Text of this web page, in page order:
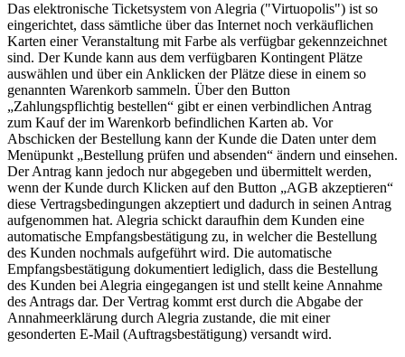
Das elektronische Ticketsystem von Alegria ("Virtuopolis") ist so
eingerichtet, dass sämtliche über das Internet noch verkäuflichen
Karten einer Veranstaltung mit Farbe als verfügbar gekennzeichnet
sind. Der Kunde kann aus dem verfügbaren Kontingent Plätze
auswählen und über ein Anklicken der Plätze diese in einem so
genannten Warenkorb sammeln. Über den Button
„Zahlungspflichtig bestellen“ gibt er einen verbindlichen Antrag
zum Kauf der im Warenkorb befindlichen Karten ab. Vor
Abschicken der Bestellung kann der Kunde die Daten unter dem
Menüpunkt „Bestellung prüfen und absenden“ ändern und einsehen.
Der Antrag kann jedoch nur abgegeben und übermittelt werden,
wenn der Kunde durch Klicken auf den Button „AGB akzeptieren“
diese Vertragsbedingungen akzeptiert und dadurch in seinen Antrag
aufgenommen hat. Alegria schickt daraufhin dem Kunden eine
automatische Empfangsbestätigung zu, in welcher die Bestellung
des Kunden nochmals aufgeführt wird. Die automatische
Empfangsbestätigung dokumentiert lediglich, dass die Bestellung
des Kunden bei Alegria eingegangen ist und stellt keine Annahme
des Antrags dar. Der Vertrag kommt erst durch die Abgabe der
Annahmeerklärung durch Alegria zustande, die mit einer
gesonderten E-Mail (Auftragsbestätigung) versandt wird.